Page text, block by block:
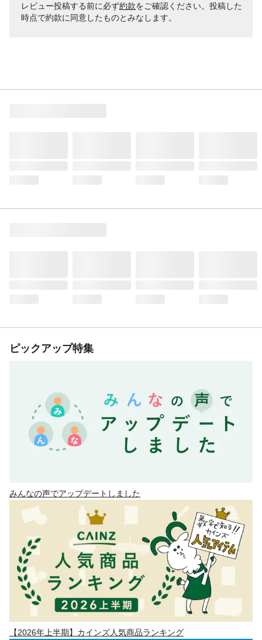
レビュー投稿する前に必ず約款をご確認ください。投稿した
時点で約款に同意したものとみなします。
ピックアップ特集
みんなの声でアップデートしました
【2026年上半期】カインズ人気商品ランキング